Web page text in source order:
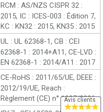
RCM : AS/NZS CISPR 32 :
2015, IC : ICES-003 : Édition 7,
KC : KN32 : 2015, KN35 : 2015
UL : UL 62368-1, CB : CEI
62368-1 : 2014+A11, CE-LVD :
EN 62368-1 : 2014/A11 : 2017
CE-RoHS : 2011/65/UE, DEEE :
2012/19/UE, Reach :
Règlement (CE) n° 1907/2006
Avis clients
★★★★★